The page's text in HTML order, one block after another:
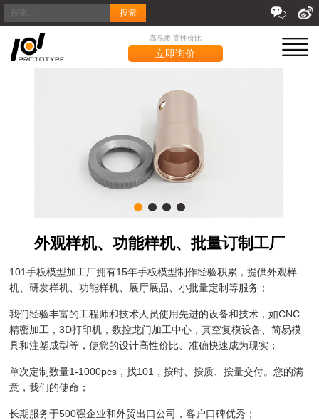
搜索
高品质 高性价比
立即询价
外观样机、功能样机、批量订制工厂
101手板模型加工厂拥有15年手板模型制作经验积累，提供外观样
机、研发样机、功能样机、展厅展品、小批量定制等服务；
我们经验丰富的工程师和技术人员使用先进的设备和技术，如CNC
精密加工，3D打印机，数控龙门加工中心，真空复模设备、简易模
具和注塑成型等，使您的设计高性价比、准确快速成为现实；
单次定制数量1-1000pcs，找101，按时、按质、按量交付。您的满
意，我们的使命；
长期服务于500强企业和外贸出口公司，客户口碑优秀；